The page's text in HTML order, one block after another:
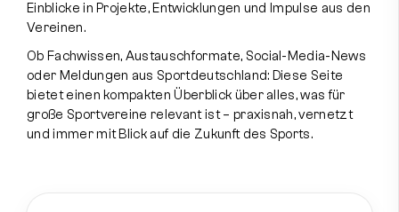
Einblicke in Projekte, Entwicklungen und Impulse aus den
Vereinen.
Ob Fachwissen, Austauschformate, Social-Media-News
oder Meldungen aus Sportdeutschland: Diese Seite
bietet einen kompakten Überblick über alles, was für
große Sportvereine relevant ist – praxisnah, vernetzt
und immer mit Blick auf die Zukunft des Sports.
Kontakt aufnehmen
Instagram Facebook